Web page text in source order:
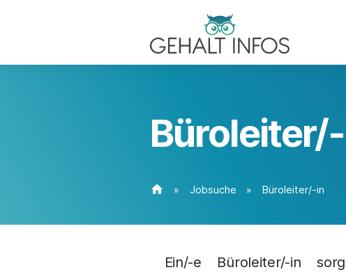
home » Jobsuche » Büroleiter/-in
Ein/-e Büroleiter/-in